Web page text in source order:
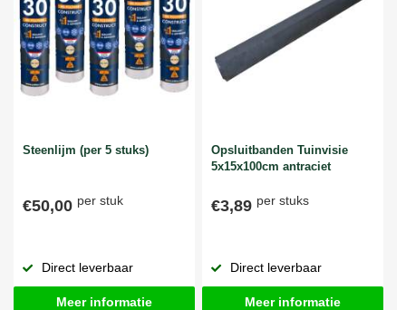
Steenlijm (per 5 stuks)
€50,00 per stuk
Direct leverbaar
Meer informatie
Opsluitbanden Tuinvisie
5x15x100cm antraciet
€3,89 per stuks
Direct leverbaar
Meer informatie